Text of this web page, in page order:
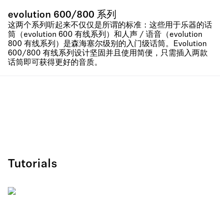
evolution 600/800 系列
这两个系列听起来不仅仅是所谓的标准：这些用于乐器的话
筒（evolution 600 有线系列）和人声 / 语音（evolution
800 有线系列）是森海塞尔级别的入门级话筒。Evolution
600/800 有线系列设计坚固并且使用简便，只需插入两款
话筒即可获得更好的音质。
Tutorials